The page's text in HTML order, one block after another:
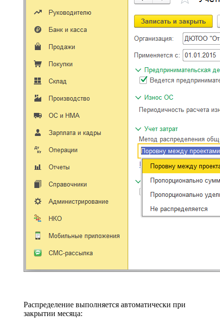
Распределение выполняется автоматически при
закрытии месяца: